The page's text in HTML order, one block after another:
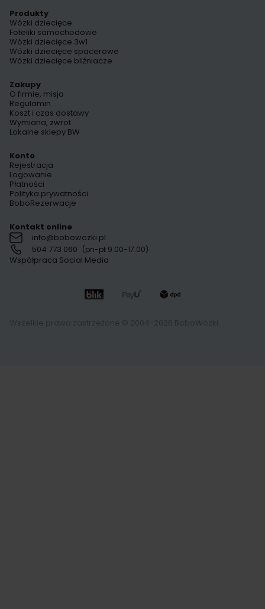
Produkty
Wózki dziecięce
Foteliki samochodowe
Wózki dziecięce 3w1
Wózki dziecięce spacerowe
Wózki dziecięce bliźniacze
Zakupy
O firmie, misja
Regulamin
Koszt i czas dostawy
Wymiana, zwrot
Lokalne sklepy BW
Konto
Rejestracja
Logowanie
Płatności
Polityka prywatności
BoboRezerwacje
Kontakt online
info@bobowozki.pl
504 773 060 (pn-pt 9.00-17.00)
Współpraca Social Media